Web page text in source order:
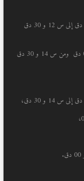
من س 08 و 30 دق إلى س 12 و 30 دق
من س 08 و 00 دق إلى س 13 و 00 دق ومن س 14 و 30 دق